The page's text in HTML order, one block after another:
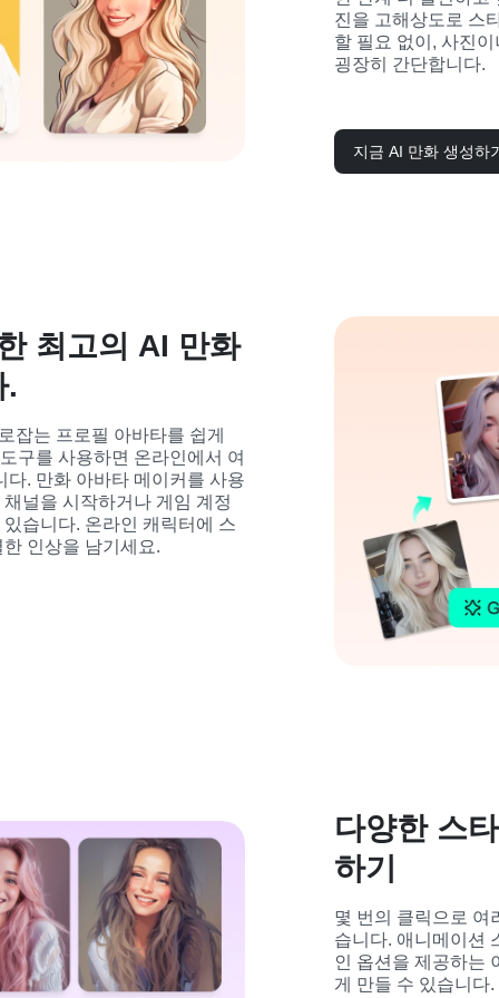
진을 고해상도로 스
할 필요 없이, 사진
굉장히 간단합니다.
지금 AI 만화 생성하
최고의 AI 만화
.
잡는 프로필 아바타를 쉽게
구를 사용하면 온라인에서 여
. 만화 아바타 메이커를 사용
널을 시작하거나 게임 계정
습니다. 온라인 캐릭터에 스
인상을 남기세요.
다양한 스
하기
몇 번의 클릭으로 여
습니다. 애니메이션
인 옵션을 제공하는
게 만들 수 있습니다